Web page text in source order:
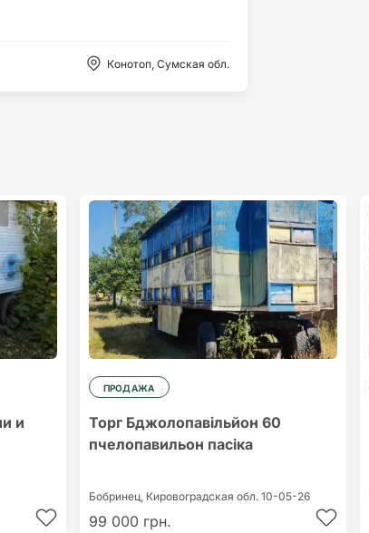
Конотоп, Сумская обл.
и
ПРОДАЖА
Торг Бджолопавільйон 60
пчелопавильон пасіка
Бобринец, Кировоградская обл. 10-05-26
99 000 грн.